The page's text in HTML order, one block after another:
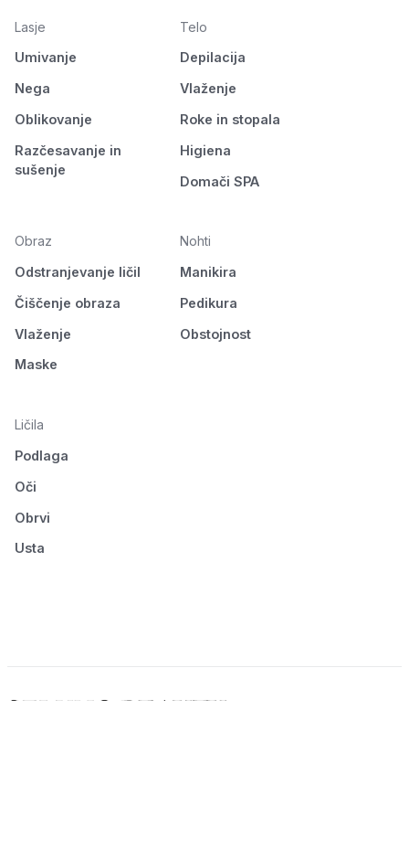
Lasje
Umivanje
Nega
Oblikovanje
Razčesavanje in
sušenje
Telo
Depilacija
Vlaženje
Roke in stopala
Higiena
Domači SPA
Obraz
Odstranjevanje ličil
Čiščenje obraza
Vlaženje
Maske
Nohti
Manikira
Pedikura
Obstojnost
Ličila
Podlaga
Oči
Obrvi
Usta